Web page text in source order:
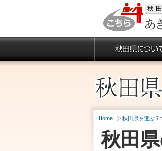
Home 秋田県を選ぶ７
秋田